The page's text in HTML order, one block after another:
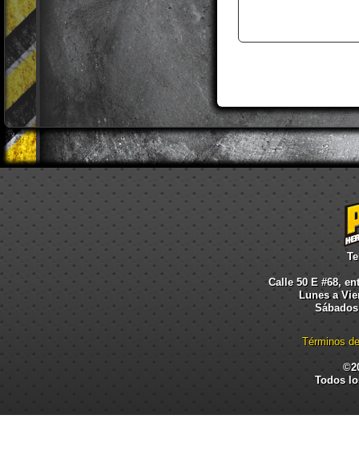
Calle 50 E #68,
Lunes a
Términos
Todos